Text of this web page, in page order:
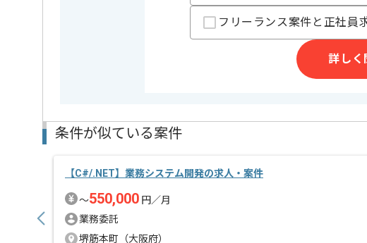
フリーランス案件と正社員
詳しく
条件が似ている案件
【C#/.NET】業務システム開発の求人・案件
〜550,000 円／月
業務委託
堺筋本町（大阪府）